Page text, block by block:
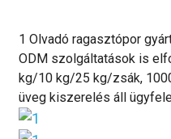
1 Olvadó ragasztópor
ODM szolgáltatások is
kg/10 kg/25 kg/zsák,
üveg kiszerelés áll